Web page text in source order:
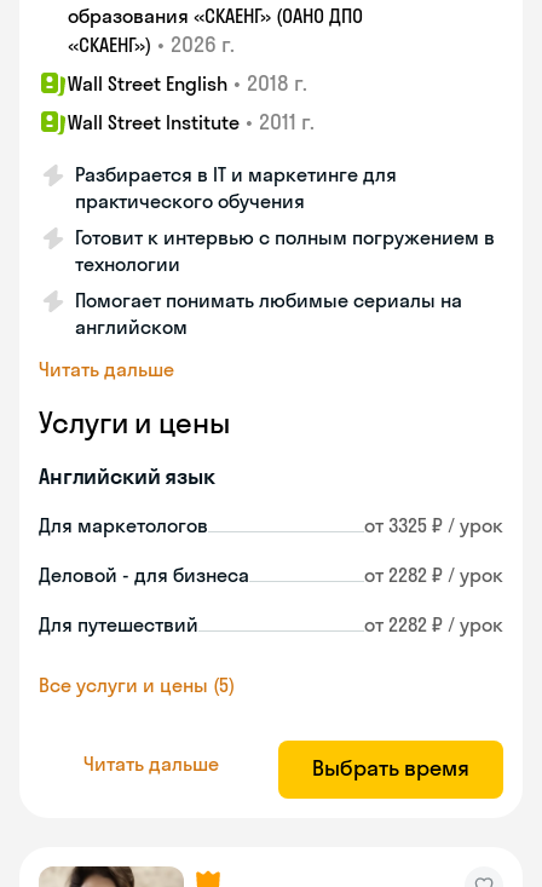
образования «СКАЕНГ» (ОАНО ДПО
«СКАЕНГ») • 2026 г.
Wall Street English • 2018 г.
Wall Street Institute • 2011 г.
Разбирается в IT и маркетинге для
практического обучения
Готовит к интервью с полным погружением в
технологии
Помогает понимать любимые сериалы на
английском
Читать дальше
Услуги и цены
Английский язык
Для маркетологов от 3325 ₽ / урок
Деловой - для бизнеса от 2282 ₽ / урок
Для путешествий от 2282 ₽ / урок
Все услуги и цены (5)
Читать дальше Выбрать время